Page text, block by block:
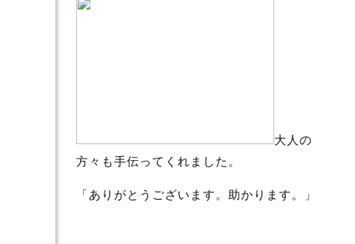
大人の
方々も手伝ってくれました。
「ありがとうございます。助かります。」